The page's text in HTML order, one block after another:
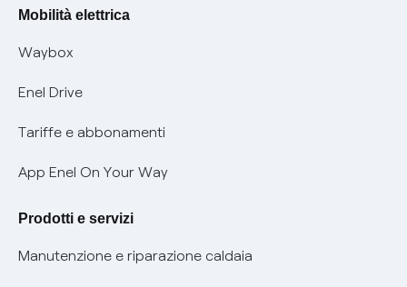
Informativa RAEE
Informativa Privacy AI
Offerte Placet non vulnerabili
Offerta Tutela Vulnerabilità Gas
Mobilità Elettrica
Phishing e truffe online
Verifica chi ti ha chiamato
Agevolazione utenti con disabilità per offerte Fibra
Informativa RAEE
Mobilità elettrica
Waybox
Enel Drive
Tariffe e abbonamenti
App Enel On Your Way
Prodotti e servizi
Manutenzione e riparazione caldaia